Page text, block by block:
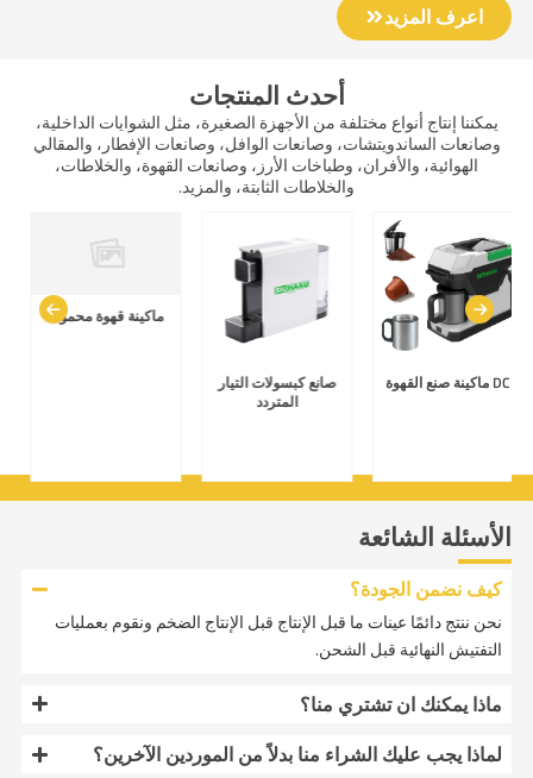
اعرف المزيد
أحدث المنتجات
يمكننا إنتاج أنواع مختلفة من الأجهزة الصغيرة، مثل الشوايات الداخلية،
وصانعات الساندويتشات، وصانعات الوافل، وصانعات الإفطار، والمقالي
الهوائية، والأفران، وطباخات الأرز، وصانعات القهوة، والخلاطات،
والخلاطات الثابتة، والمزيد.
ماكينة قهوة محمولة
صانع كبسولات التيار
المتردد
ماكينة صنع القهوة DC
الأسئلة الشائعة
كيف نضمن الجودة؟
نحن ننتج دائمًا عينات ما قبل الإنتاج قبل الإنتاج الضخم ونقوم بعمليات
التفتيش النهائية قبل الشحن.
ماذا يمكنك ان تشتري منا؟
لماذا يجب عليك الشراء منا بدلاً من الموردين الآخرين؟